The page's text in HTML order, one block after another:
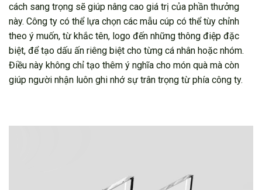
cách sang trọng sẽ giúp nâng cao giá trị của phần thưởng
này. Công ty có thể lựa chọn các mẫu cúp có thể tùy chỉnh
theo ý muốn, từ khắc tên, logo đến những thông điệp đặc
biệt, để tạo dấu ấn riêng biệt cho từng cá nhân hoặc nhóm.
Điều này không chỉ tạo thêm ý nghĩa cho món quà mà còn
giúp người nhận luôn ghi nhớ sự trân trọng từ phía công ty.